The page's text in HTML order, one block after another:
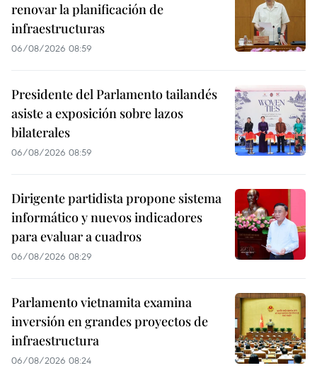
renovar la planificación de
infraestructuras
06/08/2026 08:59
Presidente del Parlamento tailandés
asiste a exposición sobre lazos
bilaterales
06/08/2026 08:59
Dirigente partidista propone sistema
informático y nuevos indicadores
para evaluar a cuadros
06/08/2026 08:29
Parlamento vietnamita examina
inversión en grandes proyectos de
infraestructura
06/08/2026 08:24